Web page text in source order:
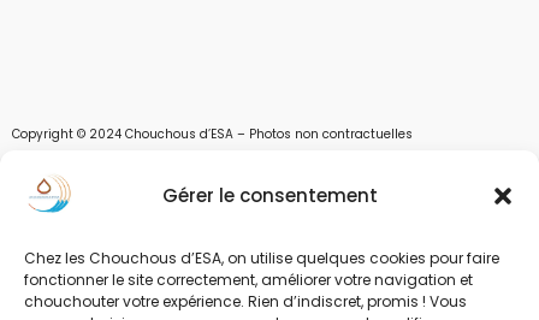
Gérer le consentement
Chez les Chouchous d’ESA, on utilise quelques cookies pour faire
fonctionner le site correctement, améliorer votre navigation et
chouchouter votre expérience. Rien d’indiscret, promis ! Vous
Copyright © 2024 Chouchous d’ESA – Photos non contractuelles
Les chouchous d’Esa vous apportent toutes les solutions pour récupérer l’eau de
pluie, et des moyens pour stocker, filtrer, traiter et potabiliser l’eau d’un forage,
Soleil et Air nous proposons également des équipements pour décontaminer de
l’air par photocatalyse ou plasma froid et des équipements solaires.
www.chouchousdesa.fr est le site de e-commerce de la société ESA Evolutions,